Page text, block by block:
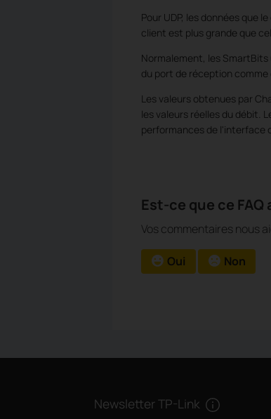
Pour UDP, les données que
client est plus grande que
Normalement, les SmartBits
du port de réception
Les valeurs obtenues par
les valeurs réelles du débit.
performances de l'interface
Est-ce que ce
Vos commentaires nous
Oui Non
Newsletter TP-Link